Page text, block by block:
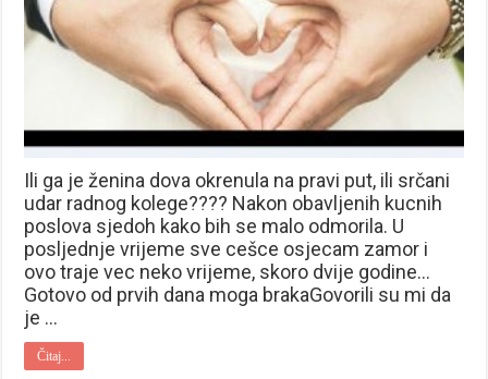
Ili ga je ženina dova okrenula na pravi put, ili srčani
udar radnog kolege???? Nakon obavljenih kucnih
poslova sjedoh kako bih se malo odmorila. U
posljednje vrijeme sve cešce osjecam zamor i
ovo traje vec neko vrijeme, skoro dvije godine…
Gotovo od prvih dana moga brakaGovorili su mi da
je …
Čitaj...